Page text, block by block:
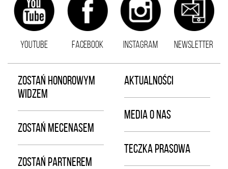
YOUTUBE FACEBOOK INSTAGRAM NEWSLETTER
ZOSTAŃ HONOROWYM
WIDZEM
ZOSTAŃ MECENASEM
ZOSTAŃ PARTNEREM
AKTUALNOŚCI
MEDIA O NAS
TECZKA PRASOWA